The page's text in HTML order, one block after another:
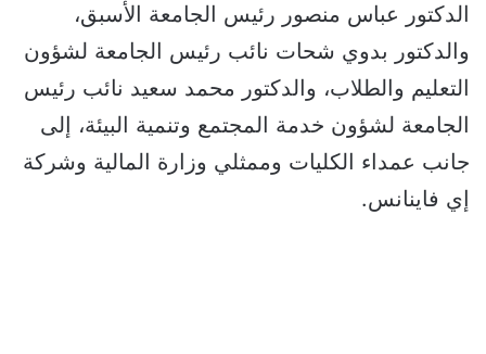
الدكتور عباس منصور رئيس الجامعة الأسبق،
والدكتور بدوي شحات نائب رئيس الجامعة لشؤون
التعليم والطلاب، والدكتور محمد سعيد نائب رئيس
الجامعة لشؤون خدمة المجتمع وتنمية البيئة، إلى
جانب عمداء الكليات وممثلي وزارة المالية وشركة
إي فاينانس.